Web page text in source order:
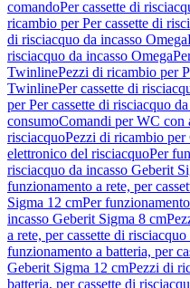
comandoPer cassette di
ricambio per Per cassette di
di risciacquo da incasso Omega
risciacquo da incasso Omega
TwinlinePezzi di ricambio per
TwinlinePer cassette di
per Per cassette di risciacquo
consumoComandi per WC con
risciacquoPezzi di ricambio
elettronico del risciacquoPer
risciacquo da incasso Geberit
funzionamento a rete, per
Sigma 12 cmPer
incasso Geberit Sigma 8 cm
a rete, per cassette di
funzionamento a batteria, per
Geberit Sigma 12 cmPezzi di
batteria, per cassette di